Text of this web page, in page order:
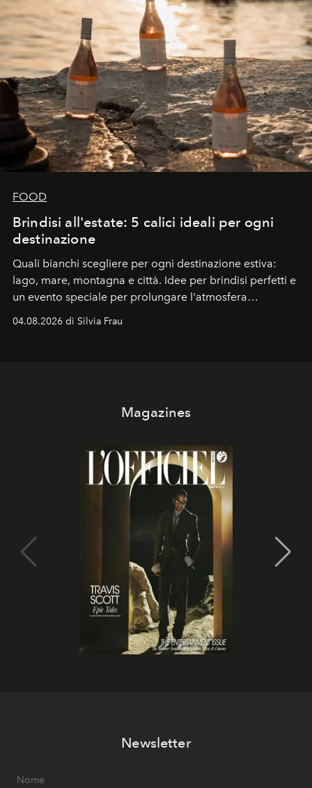
FOOD
Brindisi all'estate: 5 calici ideali per ogni
destinazione
Quali bianchi scegliere per ogni destinazione estiva:
lago, mare, montagna e città. Idee per brindisi perfetti e
un evento speciale per prolungare l'atmosfera
04.08.2026 di Silvia Frau
Magazines
Newsletter